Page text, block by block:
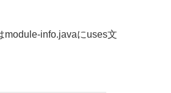
module-info.javaにuses文